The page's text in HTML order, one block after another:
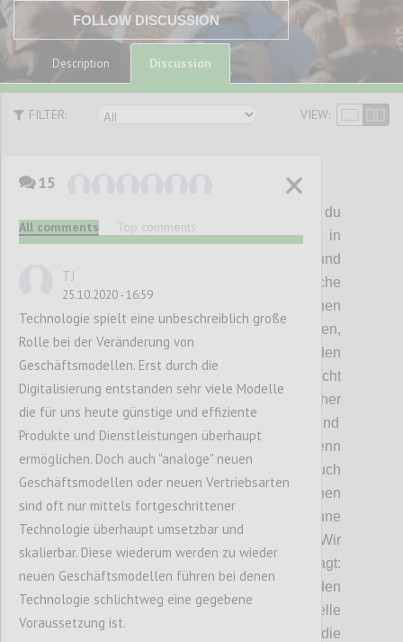
FOLLOW DISCUSSION
Description Discussion
FILTER: VIEW:
P1
Ich gewinne, du
verlierst.So verhalten wir uns derzeit oft in
und
gegenüber der
Solche
Nullsummenspiele können auf allen Ebenen
gespielt werden: mit
Innen,
,
in den
Was sie nicht
tun, ist, uns aus der Krise zu führen. Daher
neue Formen des Umgangs
und
nachhaltigere Geschäftsmodelle
Denn
ein echtes Nullsummenspiel, ist, wie auch
diskutiert wurde, eine Illusion. Wir können
der
Natur nicht schaden, ohne
langfristig
auch uns selbst zu schaden.
Wir
haben uns in dieser Diskussion daher gefragt:
Wie können Nullsummenspiele vermieden
werden und nachhaltigere Geschäftsmodelle
entstehen?
Welche Faktoren beeinflussen die
15
All comments Top comments
TJ
25.10.2020 - 16:59
Technologie spielt eine unbeschreiblich große
Rolle bei der Veränderung von
Geschäftsmodellen. Erst durch die
Digitalisierung entstanden sehr viele Modelle
die für uns heute günstige und effiziente
Produkte und Dienstleistungen überhaupt
ermöglichen. Doch auch "analoge" neuen
Geschäftsmodellen oder neuen Vertriebsarten
sind oft nur mittels fortgeschrittener
Technologie überhaupt umsetzbar und
skalierbar. Diese wiederum werden zu wieder
neuen Geschäftsmodellen führen bei denen
Technologie schlichtweg eine gegebene
Voraussetzung ist.